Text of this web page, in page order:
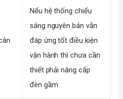
Nếu hệ thống chiếu
sáng nguyên bản vẫn
đáp ứng tốt điều kiện
vận hành thì chưa cần
thiết phải nâng cấp
đèn gầm